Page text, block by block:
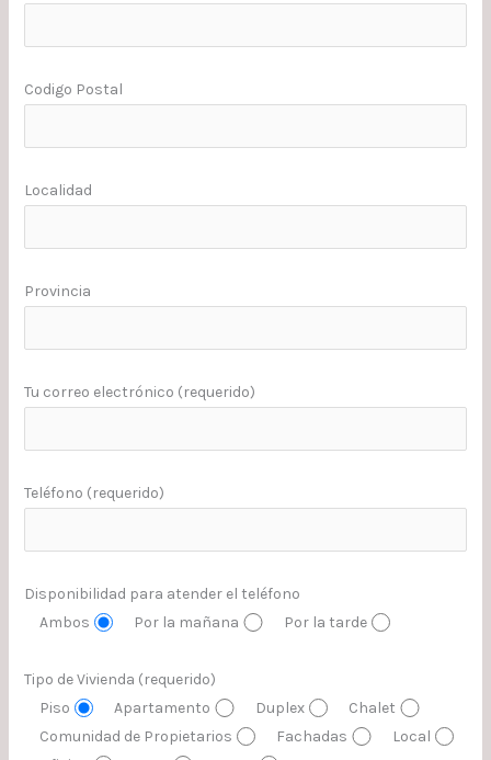
Codigo Postal
Localidad
Provincia
Tu correo electrónico (requerido)
Teléfono (requerido)
Disponibilidad para atender el teléfono
Ambos
Por la mañana Por la tarde
Tipo de Vivienda (requerido)
Piso
Apartamento Duplex
Chalet
Comunidad de Propietarios
Fachadas
Local